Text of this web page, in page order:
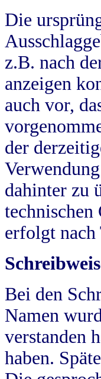
Die
z.B. nach
anzeigen
auch vor,
der
dahinter zu
erfolgt nach
Bei den
Namen
verstanden
haben.